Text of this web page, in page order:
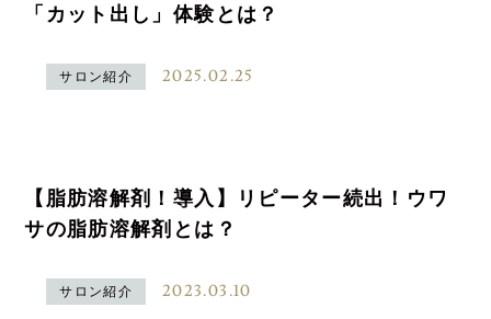
「カット出し」体験とは？
サロン紹介 2025.02.25
【脂肪溶解剤！導入】リピーター続出！ウワ
サの脂肪溶解剤とは？
サロン紹介 2023.03.10